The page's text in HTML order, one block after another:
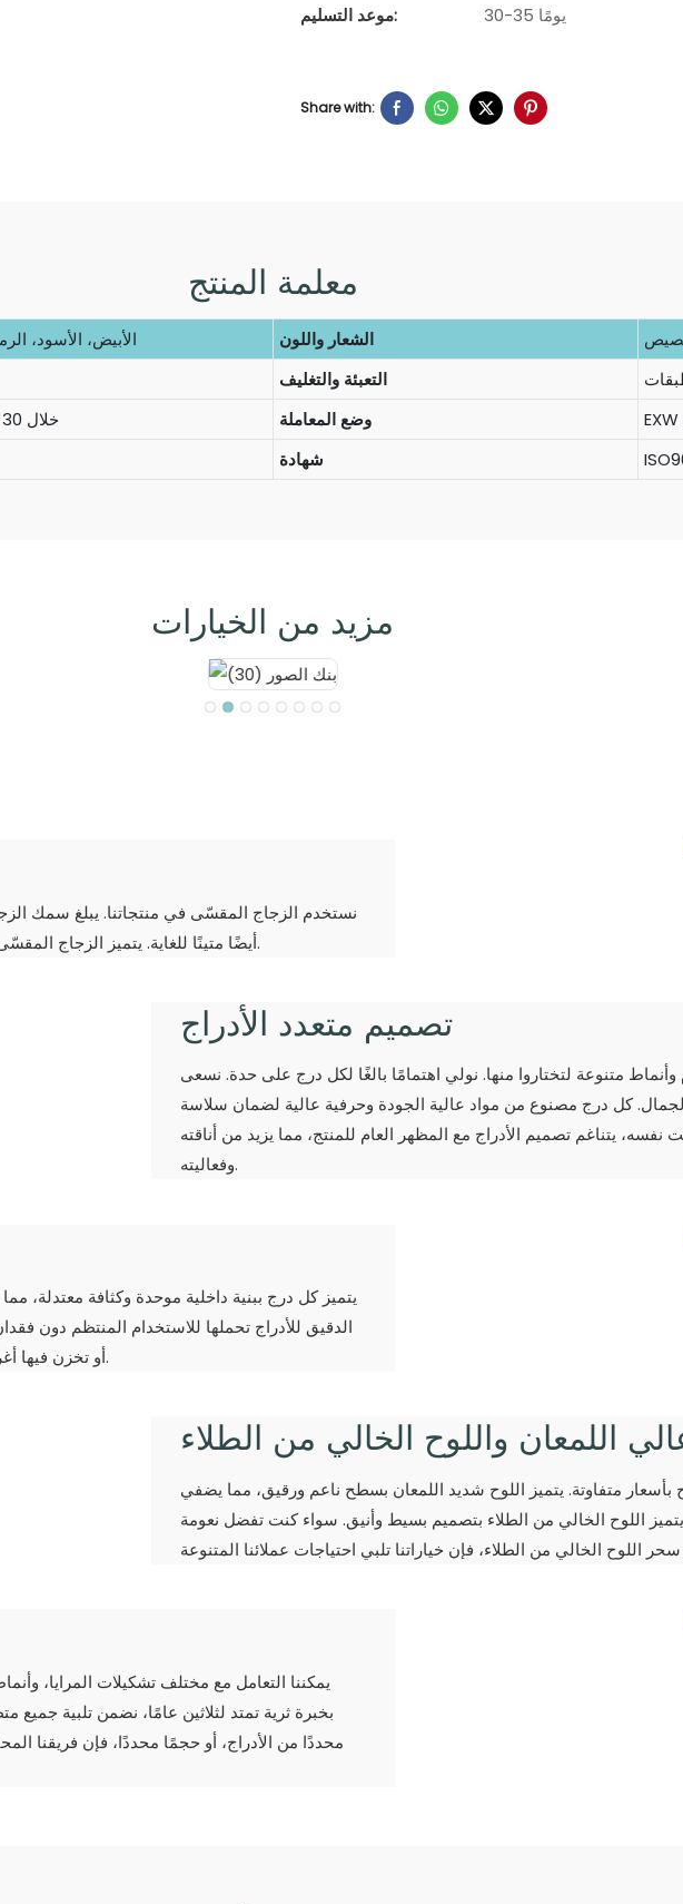
موعد التسليم:
30-35 يومًا
Share with:
معلمة المنتج
الأبيض، الأسود، الشعار واللون
التعبئة والتغليف
خلال 30 إلى 45 يومًا وضع المعاملة
EXW
شهادة
مزيد من الخيارات
أيضًا متينًا للغاية. يتميز الزجاج المقسّى بصلابة عالية جدًا، مما يضمن الاستخدام العادي دون كسر سهل.
تصميم متعدد الأدراج
متنوعة لتختاروا منها. نولي اهتمامًا بالغًا لكل درج على حدة. نسعى
كل درج مصنوع من مواد عالية الجودة وحرفية عالية لضمان سلاسة
نفسه، يتناغم تصميم الأدراج مع المظهر العام للمنتج، مما يزيد من أناقته
وفعاليته.
يتميز كل درج ببنية داخلية موحدة وكثافة معتدلة،
الدقيق للأدراج تحملها للاستخدام المنتظم دون
أو تخزن فيها أغراضًا ثقيلة، فإن ثبات هيكلها يضمن أداءً موثوقًا به على مر الزمن.
اللمعان واللوح الخالي من الطلاء
متفاوتة. يتميز اللوح شديد اللمعان بسطح ناعم ورقيق، مما يضفي
اللوح الخالي من الطلاء بتصميم بسيط وأنيق. سواء كنت تفضل نعومة
يمكننا التعامل مع مختلف تشكيلات المرايا،
بخبرة ثرية تمتد لثلاثين عامًا، نضمن تلبية جميع
محددًا من الأدراج، أو حجمًا محددًا، فإن فريقنا